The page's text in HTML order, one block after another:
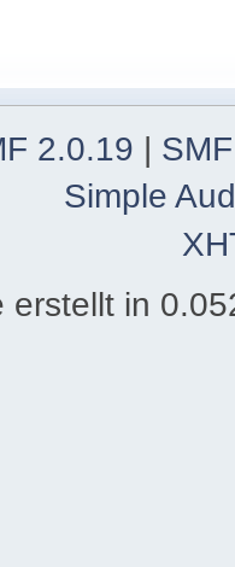
2.0.19 |
Simple
erstellt in